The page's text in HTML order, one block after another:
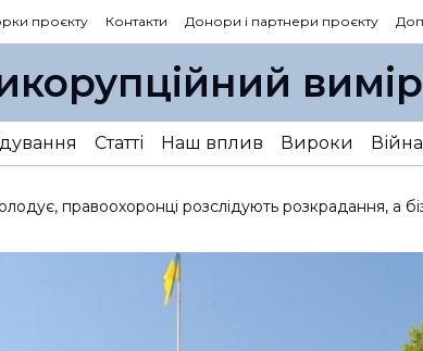
проєкту Контакти Донори і партнери проєкту
вимір
Статті Наш вплив Вироки Війна
правоохоронці розслідують розкрадання, а